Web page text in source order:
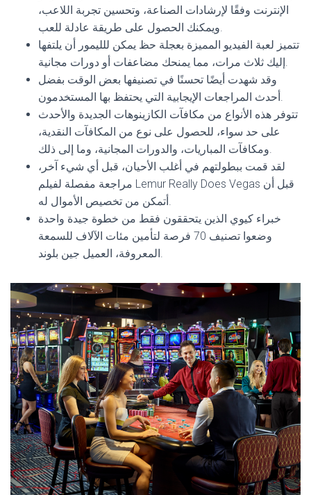
الإنترنت وفقًا لإرشادات الصناعة، وتحسين تجربة اللاعب،
ويمكنك الحصول على طريقة عادلة للعب.
تتميز لعبة الفيديو المميزة بعجلة حظ يمكن للليمور أن يلتفها
إليك ثلاث مرات، مما يمنحك مضاعفات أو دورات مجانية.
وقد شهدت أيضًا تحسنًا في تصنيفها بعض الوقت بفضل
أحدث المراجعات الإيجابية التي يحتفظ بها المستخدمون.
تتوفر هذه الأنواع من مكافآت الكازينوهات الجديدة والأحدث
على حد سواء، للحصول على نوع من المكافآت النقدية،
ومكافآت المباريات، والدورات المجانية، وما إلى ذلك.
لقد قمت ببطولتهم في أغلب الأحيان، قبل أي شيء آخر،
مراجعة مفصلة لفيلم Lemur Really Does Vegas قبل أن
أتمكن من تخصيص الأموال له.
خبراء كيوي الذين يتحققون فقط من خطوة جيدة واحدة
وضعوا تصنيف 70 فرصة لتأمين مئات الآلاف للسمعة
المعروفة، العميل جين بلوند.